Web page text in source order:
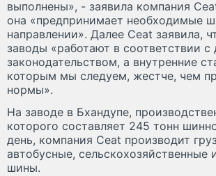
выполнены», - заявила компания
она «предпринимает необходимые
направлении». Далее Ceat заявила,
заводы «работают в соответствии
законодательством, а внутренние
которым мы следуем, жестче, чем
нормы».
На заводе в Бхандупе,
которого составляет 245 тонн
день, компания Ceat производит
автобусные, сельскохозяйственные
шины.